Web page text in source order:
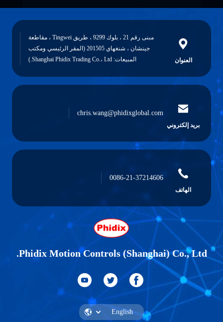
العنوان
مبنى رقم 21 ، بلوك 9299 ، طريق Tingwei ، مقاطعة
جينشان ، شنغهاي 201505 (المقر الرئيسي ومكتب
المبيعات: Shanghai Phidix Trading Co.، Ltd.)
بريد إلكتروني
chris.wang@phidixglobal.com
الهاتف
0086-21-37214606
Phidix Motion Controls (Shanghai) Co., Ltd.